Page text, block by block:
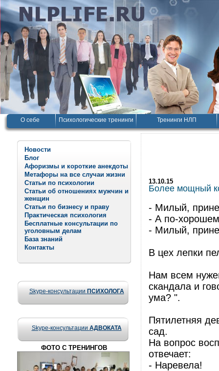
О себе Психологические тренинги Тренинги НЛП
Новости
Блог
Афоризмы и короткие анекдоты
Метафоры на все случаи жизни
Статьи по психологии
Статьи об отношениях мужчин и
женщин
Статьи по бизнесу и праву
Практическая психология
Бесплатные консультации по
уголовным делам
База знаний
Контакты
Skype-консультации ПСИХОЛОГА
Skype-консультации АДВОКАТА
ФОТО С ТРЕНИНГОВ
13.10.15
Более мощный
- Милый,
- А по-
- Милый,
В цех лепки
Нам всем
скандала и
ума? ".
Пятилетняя
сад.
На вопрос
отвечает:
- Наревела!